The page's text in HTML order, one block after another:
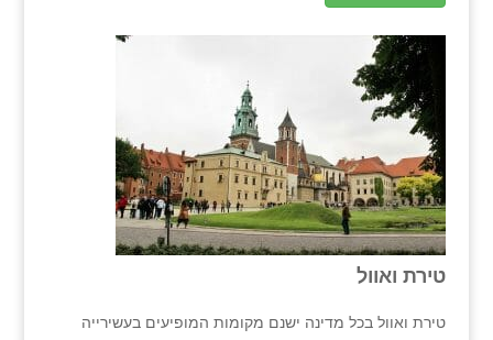
טירת ואוול
טירת ואוול בכל מדינה ישנם מקומות המופיעים בעשירייה